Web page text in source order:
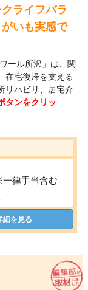
ライフバラ
いも実感で
ール所沢」は、関
在宅復帰を支える
リハビリ、居宅介
タンをクリッ
律手当含む
細を見る